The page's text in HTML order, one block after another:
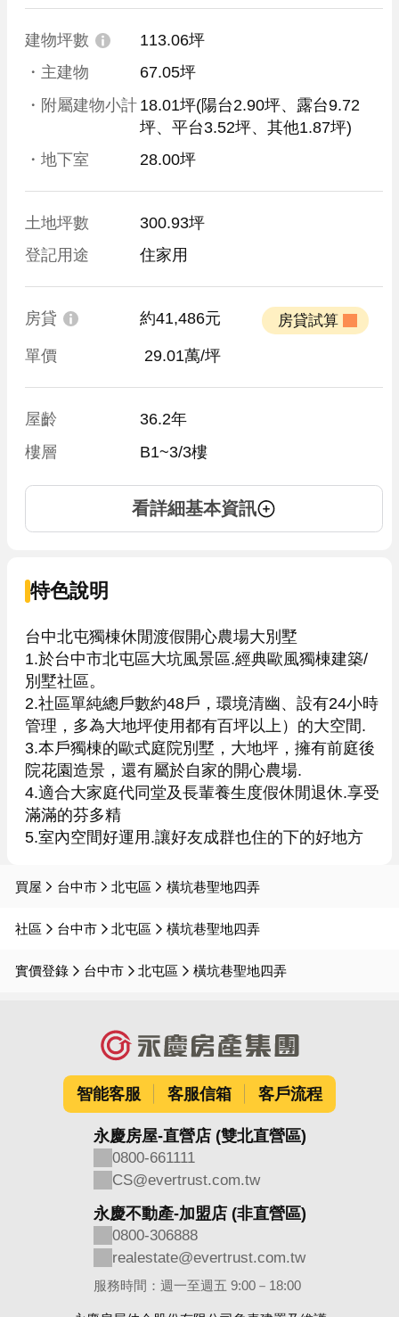
建物坪數
113.06坪
・主建物
67.05坪
・附屬建物小計 18.01坪(陽台2.90坪、露台9.72
坪、平台3.52坪、其他1.87坪)
・地下室
28.00坪
土地坪數
300.93坪
登記用途
住家用
房貸 約41,486元
單價 29.01萬/坪
屋齡
36.2年
樓層
B1~3/3樓
看詳細基本資訊
特色說明
台中北屯獨棟休閒渡假開心農場大別墅
1.於台中市北屯區大坑風景區.經典歐風獨棟建築/
別墅社區。
2.社區單純總戶數約48戶，環境清幽、設有24小時
管理，多為大地坪使用都有百坪以上）的大空間.
3.本戶獨棟的歐式庭院別墅，大地坪，擁有前庭後
院花園造景，還有屬於自家的開心農場.
4.適合大家庭代同堂及長輩養生度假休閒退休.享受
滿滿的芬多精
5.室內空間好運用.讓好友成群也住的下的好地方
買屋 台中市 北屯區 橫坑巷聖地四弄
社區 台中市 北屯區 橫坑巷聖地四弄
實價登錄 台中市 北屯區 橫坑巷聖地四弄
智能客服 客服信箱 客戶流程
永慶房屋-直營店 (雙北直營區)
0800-661111
CS@evertrust.com.tw
永慶不動產-加盟店 (非直營區)
0800-306888
realestate@evertrust.com.tw
服務時間：週一至週五 9:00－18:00